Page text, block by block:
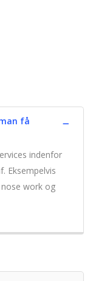
få
indenfor
Eksempelvis
work og